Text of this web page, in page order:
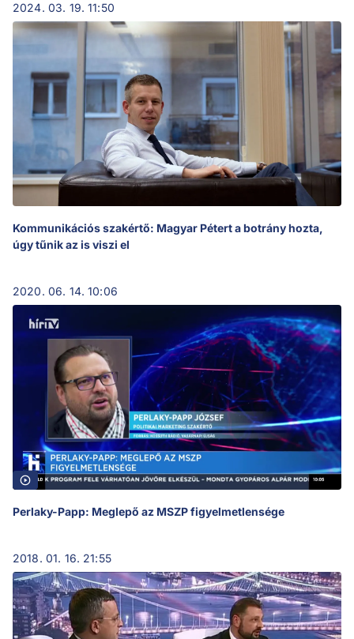
2024. 03. 19. 11:50
Kommunikációs szakértő: Magyar Pétert a botrány hozta,
úgy tűnik az is viszi el
2020. 06. 14. 10:06
Perlaky-Papp: Meglepő az MSZP figyelmetlensége
2018. 01. 16. 21:55